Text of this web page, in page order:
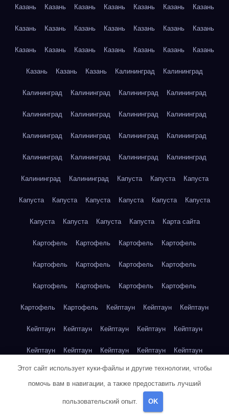
Казань Казань Казань Казань Казань Казань Казань
Казань Казань Казань Казань Казань Казань Казань
Казань Казань Казань Казань Казань Казань Казань
Казань Казань Казань Калининград Калининград
Калининград Калининград Калининград Калининград
Калининград Калининград Калининград Калининград
Калининград Калининград Калининград Калининград
Калининград Калининград Калининград Калининград
Калининград Калининград Капуста Капуста Капуста
Капуста Капуста Капуста Капуста Капуста Капуста
Капуста Капуста Капуста Капуста Карта сайта
Картофель Картофель Картофель Картофель
Картофель Картофель Картофель Картофель
Картофель Картофель Картофель Картофель
Картофель Картофель Кейптаун Кейптаун Кейптаун
Кейптаун Кейптаун Кейптаун Кейптаун Кейптаун
Кейптаун Кейптаун Кейптаун Кейптаун Кейптаун
Кейптаун Кейптаун Кейптаун Кейптаун Кейптаун
Клубника
Красноярск
Этот сайт использует куки-файлы и другие технологии, чтобы
помочь вам в навигации, а также предоставить лучший
пользовательский опыт. OK